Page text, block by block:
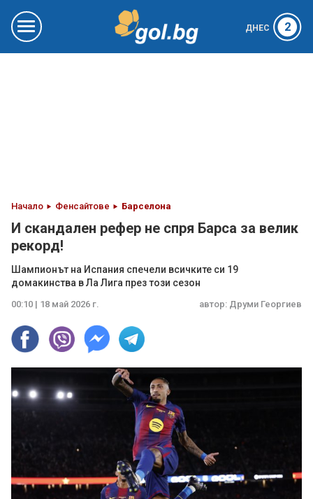
ДНЕС 2
Начало Фенсайтове Барселона
И скандален рефер не спря Барса за велик
рекорд!
Шампионът на Испания спечели всичките си 19
домакинства в Ла Лига през този сезон
00:10 | 18 май 2026 г. автор: Друми Георгиев